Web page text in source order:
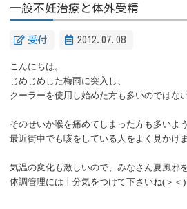
一般不妊治療と体外受精
受付 2012.07.08
こんにちは。
じめじめした梅雨に突入し、
クーラーを使用し始めた方も多いのではな
そのせいか喉を痛めてしまった方も多いよう
最近街中でも咳をしている人をよく見かけま
気温の変化も激しいので、みなさん夏風邪
体調管理には十分気をつけて下さいね(＞＜)